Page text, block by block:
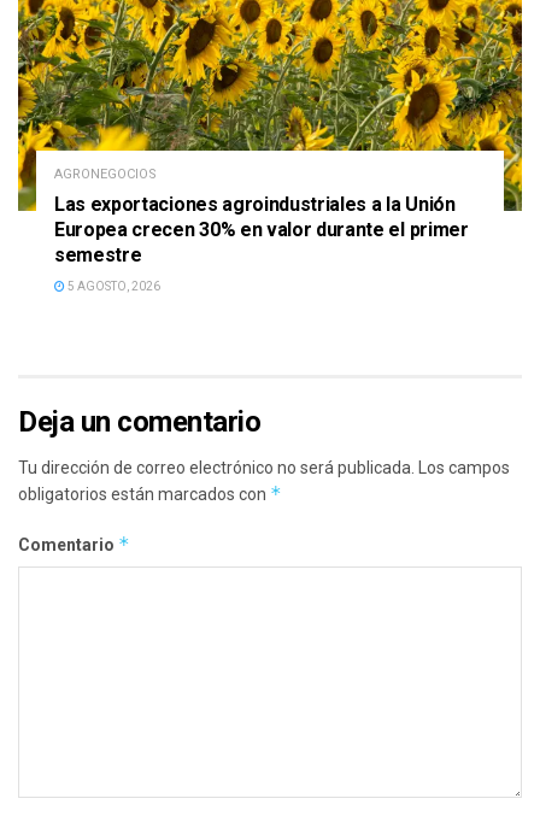
AGRONEGOCIOS
Las exportaciones agroindustriales a la Unión
Europea crecen 30% en valor durante el primer
semestre
5 AGOSTO, 2026
Deja un comentario
Tu dirección de correo electrónico no será publicada. Los campos
obligatorios están marcados con *
Comentario *